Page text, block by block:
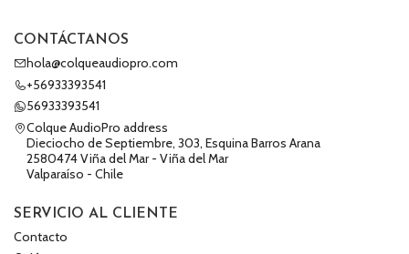
CONTÁCTANOS
hola@colqueaudiopro.com
+56933393541
56933393541
Colque AudioPro address
Dieciocho de Septiembre, 303, Esquina Barros Arana
2580474 Viña del Mar - Viña del Mar
Valparaíso - Chile
SERVICIO AL CLIENTE
Contacto